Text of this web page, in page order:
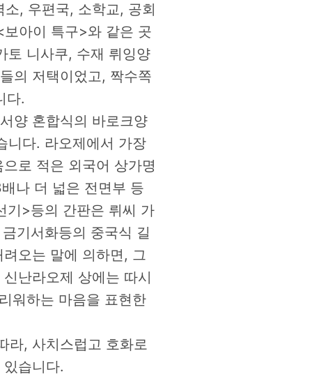
, 우편국, 소학교, 공회
아이 특구>와 같은 곳
토 니사쿠, 수재 뤼잉양
의 저택이었고, 짝수쪽
다.
양 혼합식의 바로크양
니다. 라오제에서 가장
로 적은 외국어 상가명
나 더 넓은 전면부 등
기>등의 간판은 뤼씨 가
기서화등의 중국식 길
오는 말에 의하면, 그
난라오제 상에는 따시
워하는 마음을 표현한
라, 사치스럽고 호화로
습니다.